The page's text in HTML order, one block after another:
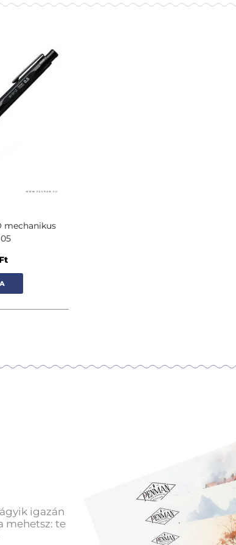
mechanikus
Ft
igazán
mehetsz: te